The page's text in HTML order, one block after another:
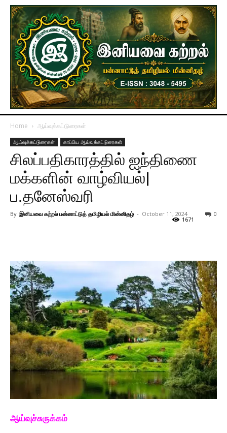
Home ஆய்வுக்கட்டுரைகள்
ஆய்வுக்கட்டுரைகள் காப்பிய ஆய்வுக்கட்டுரைகள்
சிலப்பதிகாரத்தில் ஐந்திணை
மக்களின் வாழ்வியல்|
ப.தனேஸ்வரி
By இனியவை கற்றல் பன்னாட்டுத் தமிழியல் மின்னிதழ் - October 11, 2024 0
1671
ஆய்வுச்சுருக்கம்